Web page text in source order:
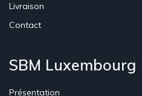
Livraison
Contact
SBM Luxembourg
Présentation